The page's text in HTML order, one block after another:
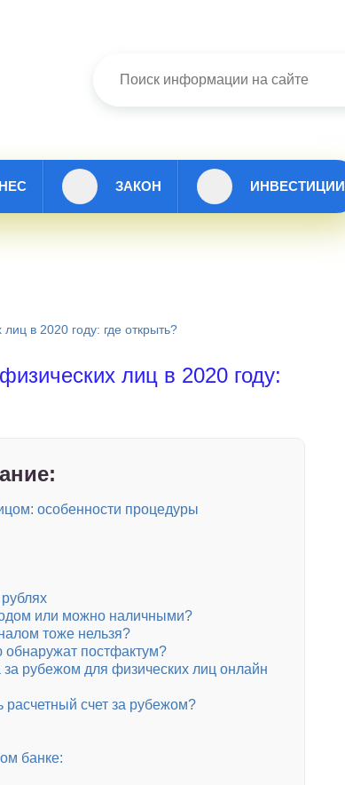
ЗАКОН ИНВЕСТИЦИИ
в 2020 году: где открыть?
лиц в 2020 году:
особенности процедуры
или можно наличными?
тоже нельзя?
обнаружат постфактум?
за рубежом для физических лиц онлайн
расчетный счет за рубежом?
банке: